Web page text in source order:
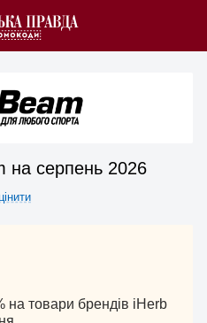
на серпень 2026
на товари брендів iHerb